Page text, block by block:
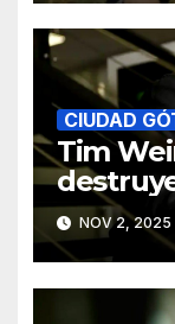
CIUDAD
Tim
manera
NOV 2, 2025